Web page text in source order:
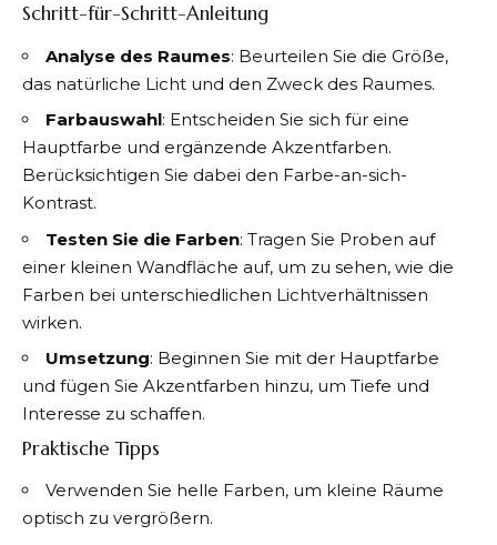
Schritt-für-Schritt-Anleitung
Analyse des Raumes: Beurteilen Sie die Größe,
das natürliche Licht und den Zweck des Raumes.
Farbauswahl: Entscheiden Sie sich für eine
Hauptfarbe und ergänzende Akzentfarben.
Berücksichtigen Sie dabei den Farbe-an-sich-
Kontrast.
Testen Sie die Farben: Tragen Sie Proben auf
einer kleinen Wandfläche auf, um zu sehen, wie die
Farben bei unterschiedlichen Lichtverhältnissen
wirken.
Umsetzung: Beginnen Sie mit der Hauptfarbe
und fügen Sie Akzentfarben hinzu, um Tiefe und
Interesse zu schaffen.
Praktische Tipps
Verwenden Sie helle Farben, um kleine Räume
optisch zu vergrößern.